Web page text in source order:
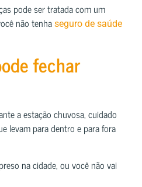
pode ser tratada com um
não tenha seguro de saúde
fechar
a estação chuvosa, cuidado
levam para dentro e para fora
na cidade, ou você não vai